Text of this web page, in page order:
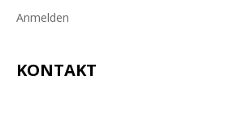
Anmelden
KONTAKT